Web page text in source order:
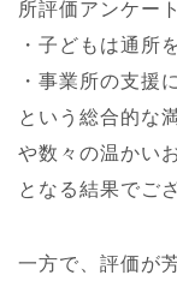
所評価アンケー
・子どもは通所
・事業所の支援
という総合的な
や数々の温かい
となる結果でご
一方で、評価が